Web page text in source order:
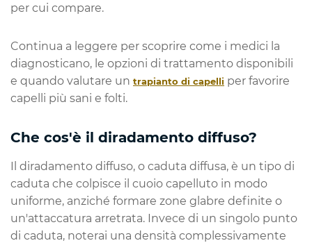
per cui compare.
Continua a leggere per scoprire come i medici la
diagnosticano, le opzioni di trattamento disponibili
e quando valutare un trapianto di capelli per favorire
capelli più sani e folti.
Che cos'è il diradamento diffuso?
Il diradamento diffuso, o caduta diffusa, è un tipo di
caduta che colpisce il cuoio capelluto in modo
uniforme, anziché formare zone glabre definite o
un'attaccatura arretrata. Invece di un singolo punto
di caduta, noterai una densità complessivamente